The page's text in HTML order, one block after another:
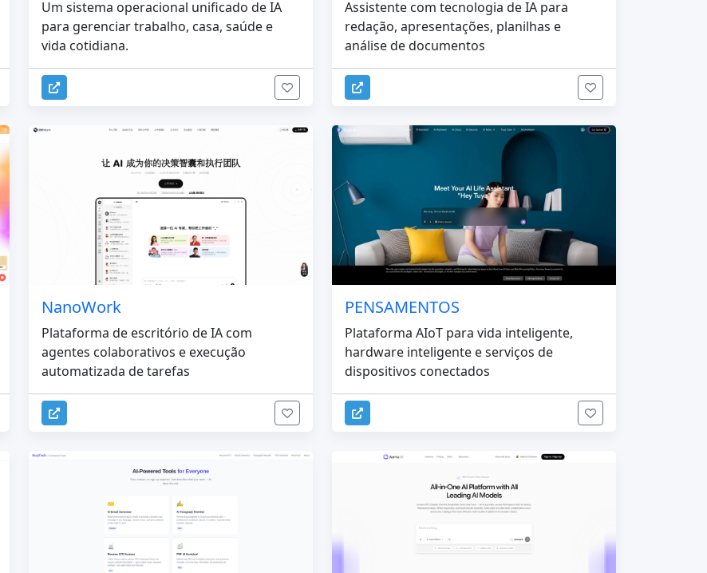
Um sistema operacional unificado de IA
para gerenciar trabalho, casa, saúde e
vida cotidiana.
Assistente com tecnologia de IA para
redação, apresentações, planilhas e
análise de documentos
NanoWork
Plataforma de escritório de IA com
agentes colaborativos e execução
automatizada de tarefas
PENSAMENTOS
Plataforma AIoT para vida inteligente,
hardware inteligente e serviços de
dispositivos conectados